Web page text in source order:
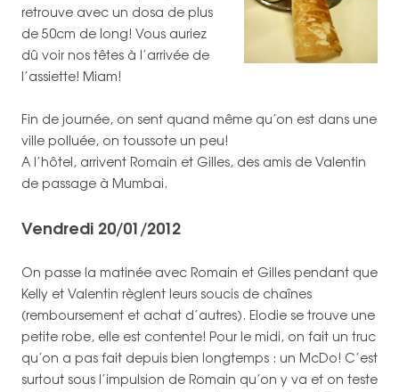
retrouve avec un dosa de plus
de 50cm de long! Vous auriez
dû voir nos têtes à l’arrivée de
l’assiette! Miam!
Fin de journée, on sent quand même qu’on est dans une
ville polluée, on toussote un peu!
A l’hôtel, arrivent Romain et Gilles, des amis de Valentin
de passage à Mumbai.
Vendredi 20/01/2012
On passe la matinée avec Romain et Gilles pendant que
Kelly et Valentin règlent leurs soucis de chaînes
(remboursement et achat d’autres). Elodie se trouve une
petite robe, elle est contente! Pour le midi, on fait un truc
qu’on a pas fait depuis bien longtemps : un McDo! C’est
surtout sous l’impulsion de Romain qu’on y va et on teste